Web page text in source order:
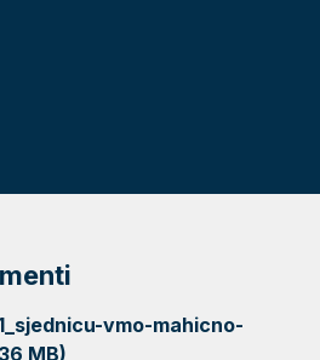
vmo-mahicno-
MB)